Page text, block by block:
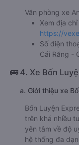
Văn phòng xe
Xem địa
https://
Số điện
Cái Răng -
🚌 4. Xe Bốn
a. Giới thiệu xe
Bốn Luyện
trên khá nhiều
yên tâm về độ
hệ thống đa